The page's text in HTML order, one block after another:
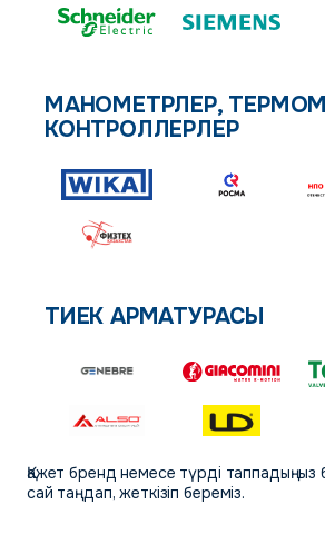
МАНОМЕТРЛЕР,
КОНТРОЛЛЕРЛЕР
ТИЕК АРМАТУРАСЫ
Қажет бренд немесе түрді таппадыңыз
сай таңдап, жеткізіп береміз.